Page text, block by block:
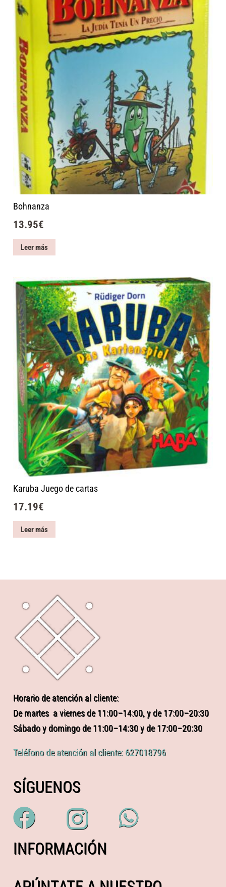
Bohnanza
13.95€
Leer más
Karuba Juego de cartas
17.19€
Leer más
Horario de atención al cliente:
De martes a viernes de 11:00–14:00, y de 17:00–20:30
Sábado y domingo de 11:00–14:30 y de 17:00–20:30
Teléfono de atención al cliente: 627018796
SÍGUENOS
INFORMACIÓN